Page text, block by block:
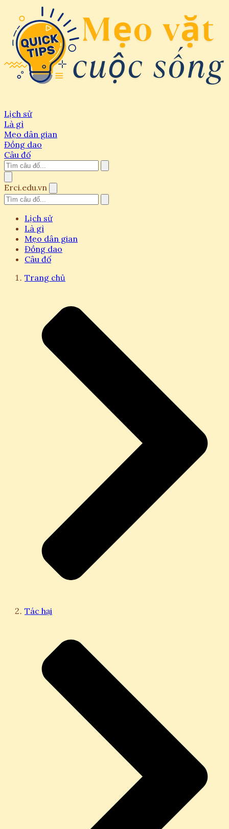
Lịch sử
Là gì
Mẹo dân gian
Đồng dao
Câu đố
Erci.edu.vn
Lịch sử
Là gì
Mẹo dân gian
Đồng dao
Câu đố
Trang chủ
Tác hại